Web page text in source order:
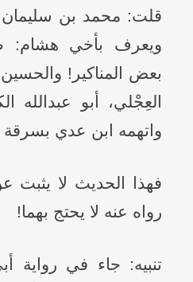
قلت: محمد بن
ويعرف بأخي هشام:
بعض المناكير!
العِجْلي، أبو
واتهمه ابن عدي بسرقة
فهذا الحديث لا يثبت
رواه عنه لا يحتج بهما!
تنبيه: جاء في رواية